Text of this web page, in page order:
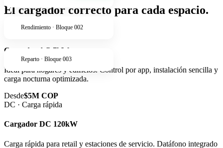
Rendimiento · Bloque 002
Reparto · Bloque 003
El cargador correcto para cada espacio.
AC · Residencial
Cargador AC 7kW
Ideal para hogares y edificios. Control por app, instalación sencilla y
carga nocturna optimizada.
Desde$5M COP
DC · Carga rápida
Cargador DC 120kW
Carga rápida para retail y estaciones de servicio. Datáfono integrado